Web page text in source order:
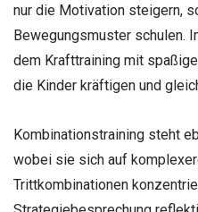
nur die Motivation steigern,
Bewegungsmuster schulen.
dem Krafttraining mit
die Kinder kräftigen und
Kombinationstraining steht
wobei sie sich auf
Trittkombinationen